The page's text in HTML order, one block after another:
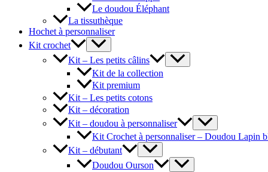
Le doudou Éléphant
La tissuthèque
Hochet à personnaliser
Kit crochet
Kit – Les petits câlins
Kit de la collection
Kit premium
Kit – Les petits cotons
Kit – décoration
Kit – doudou à personnaliser
Kit Crochet à personnaliser – Doudou Lapin
Kit – débutant
Doudou Ourson